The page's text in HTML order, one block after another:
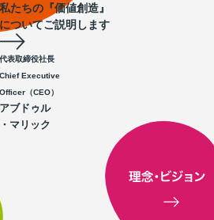
私たちの『価値創造』
についてご説明します
代表取締役社長
Chief Executive
Officer（CEO）
アブドゥル
・マリック